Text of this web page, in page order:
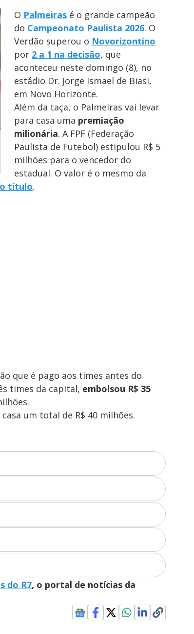
O Palmeiras é o grande campeão
do Campeonato Paulista 2026. O
Verdão superou o Novorizontino
por 2 a 1 na decisão, que
aconteceu neste domingo (8), no
estádio Dr. Jorge Ismael de Biasi,
em Novo Horizonte.
Além da taça, o Palmeiras vai levar
para casa uma premiação
milionária. A FPF (Federação
Paulista de Futebol) estipulou R$ 5
milhões para o vencedor do
estadual. O valor é o mesmo da
título.
que é pago aos times antes do
times da capital, embolsou R$ 35
um total de R$ 40 milhões.
do R7, o portal de notícias da